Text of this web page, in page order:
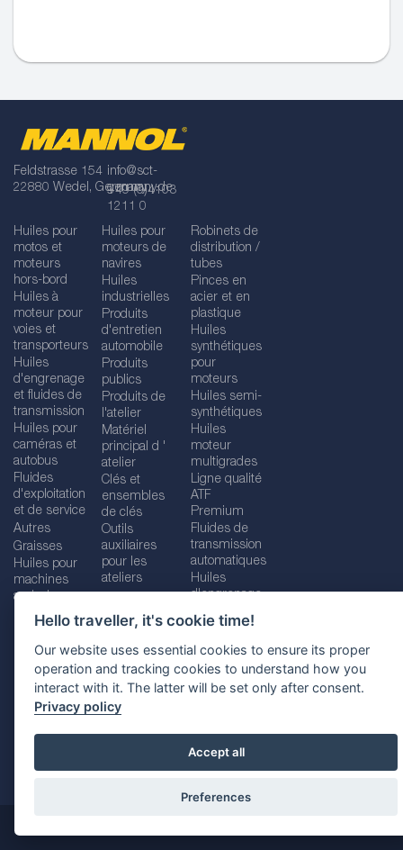
Hello traveller, it's cookie time!
Our website uses essential cookies to ensure its proper
operation and tracking cookies to understand how you
interact with it. The latter will be set only after consent.
Privacy policy
Accept all
Preferences
Feldstrasse 154
22880 Wedel, Germany
info@sct-
germany.de
+49 (0)4103
1211 0
Huiles pour
motos et
moteurs
hors-bord
Huiles à
moteur pour
voies et
transporteurs
Huiles
d'engrenage
et fluides de
transmission
Huiles pour
caméras et
autobus
Fluides
d'exploitation
et de service
Autres
Graisses
Huiles pour
machines
agricoles
Huiles pour
moteurs de
navires
Huiles
industrielles
Produits
d'entretien
automobile
Produits
publics
Produits de
l'atelier
Matériel
principal d '
atelier
Clés et
ensembles
de clés
Outils
auxiliaires
pour les
ateliers
Robinets de
distribution /
tubes
Pinces en
acier et en
plastique
Huiles
synthétiques
pour
moteurs
Huiles semi-
synthétiques
Huiles
moteur
multigrades
Ligne qualité
ATF
Premium
Fluides de
transmission
automatiques
Huiles
d'engrenage
Imprint Legal disclaimer Privacy policy
Cookies policy Location selector